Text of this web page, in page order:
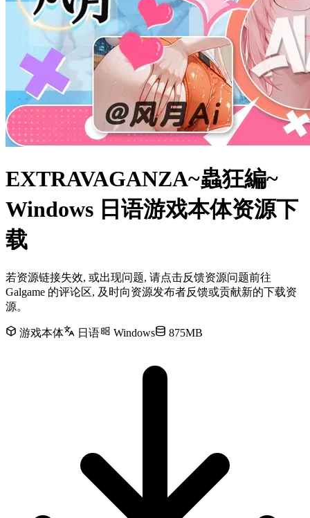
EXTRAVAGANZA~蟲狂編~
Windows 日语游戏本体资源下
载
若资源链接失效, 或出现问题, 请点击反馈资源问题前往
Galgame 的评论区, 及时向资源发布者反馈或贡献新的下载资
源。
游戏本体 日语 Windows 875MB